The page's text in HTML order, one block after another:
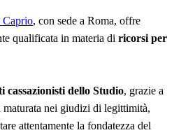
Caprio, con sede a Roma, offre
qualificata in materia di ricorsi per
cassazionisti dello Studio, grazie a
maturata nei giudizi di legittimità,
attentamente la fondatezza del